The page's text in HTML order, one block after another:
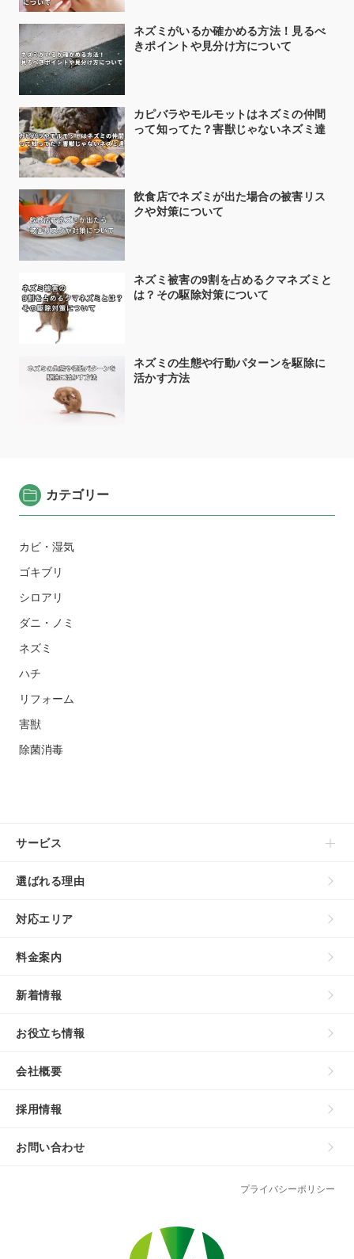
ネズミがいるか確かめる方法！見るべ
きポイントや見分け方について
カピバラやモルモットはネズミの仲間
って知ってた？害獣じゃないネズミ達
飲食店でネズミが出た場合の被害リス
クや対策について
ネズミ被害の9割を占めるクマネズミと
は？その駆除対策について
ネズミの生態や行動パターンを駆除に
活かす方法
カテゴリー
カビ・湿気
ゴキブリ
シロアリ
ダニ・ノミ
ネズミ
ハチ
リフォーム
害獣
除菌消毒
サービス
選ばれる理由
対応エリア
料金案内
新着情報
お役立ち情報
会社概要
採用情報
お問い合わせ
プライバシーポリシー